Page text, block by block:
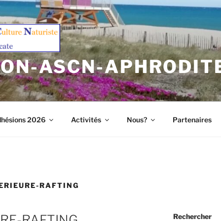
ASCN-
2026 Activités Nous? Partenaires
RAFTING
Rechercher